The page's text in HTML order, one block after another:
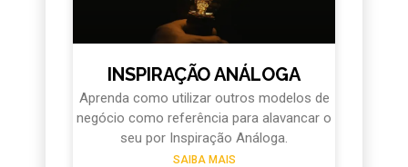
INSPIRAÇÃO ANÁLOGA
Aprenda como utilizar outros modelos de
negócio como referência para alavancar o
seu por Inspiração Análoga.
SAIBA MAIS